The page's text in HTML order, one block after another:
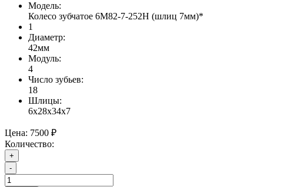
Модель:
Колесо зубчатое 6М82-7-252Н (шлиц 7мм)*
1
Диаметр:
42мм
Модуль:
4
Число зубьев:
18
Шлицы:
6х28х34х7
Цена: 7500 ₽
Количество:
+
-